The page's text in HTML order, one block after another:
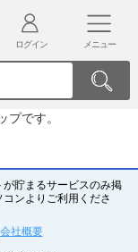
ログイン メニュー
です。
貯まるサービスのみ掲
ンよりご利用くださ
会社概要